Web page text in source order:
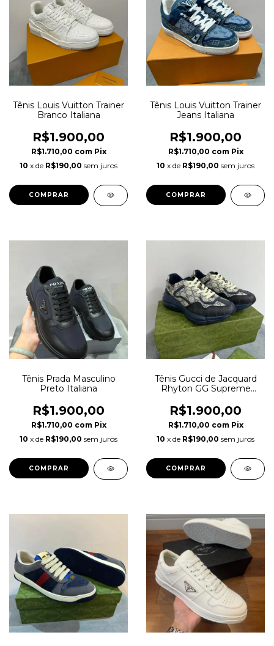
Tênis Louis Vuitton Trainer
Branco Italiana
R$1.900,00
R$1.710,00 com Pix
10 x de R$190,00 sem juros
COMPRAR
Tênis Louis Vuitton Trainer
Jeans Italiana
R$1.900,00
R$1.710,00 com Pix
10 x de R$190,00 sem juros
COMPRAR
Tênis Prada Masculino
Preto Italiana
R$1.900,00
R$1.710,00 com Pix
10 x de R$190,00 sem juros
COMPRAR
Tênis Gucci de Jacquard
Rhyton GG Supreme
R$1.900,00
R$1.710,00 com Pix
10 x de R$190,00 sem juros
COMPRAR